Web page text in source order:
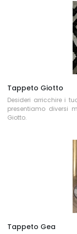
Tappeto Giotto
Desideri arricchire i
presentiamo diversi
Giotto.
Tappeto Gea